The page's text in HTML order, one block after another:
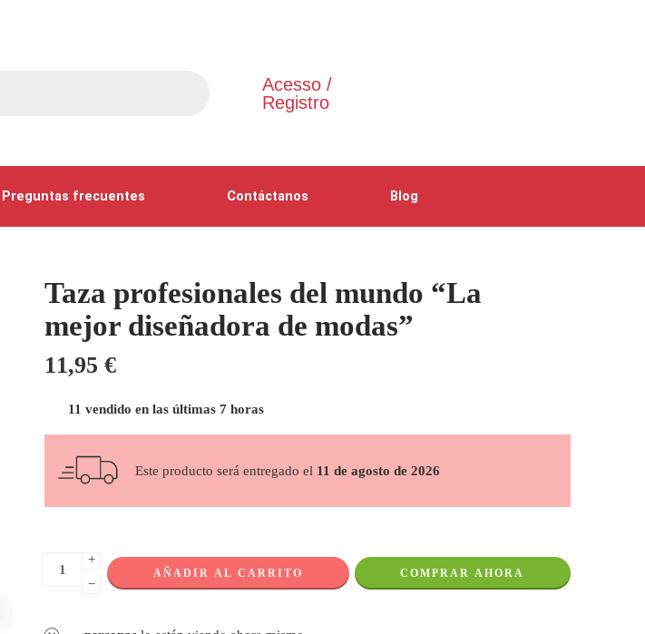
Acesso /
Registro
Preguntas frecuentes Contáctanos Blog
Taza profesionales del mundo “La
mejor diseñadora de modas”
11,95 €
11 vendido en las últimas 7 horas
Este producto será entregado el 11 de agosto de 2026
+
−
AÑADIR AL CARRITO COMPRAR AHORA